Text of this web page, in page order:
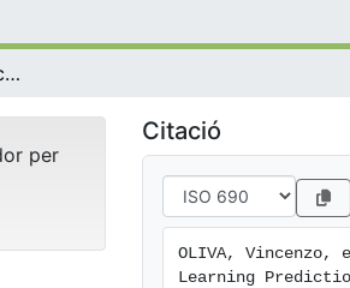
Machine Learning Prediction of Comorbid Substance Use Disorders among People with Bipolar Disorder
per
Citació
OLIVA, Vincenzo,
Learning